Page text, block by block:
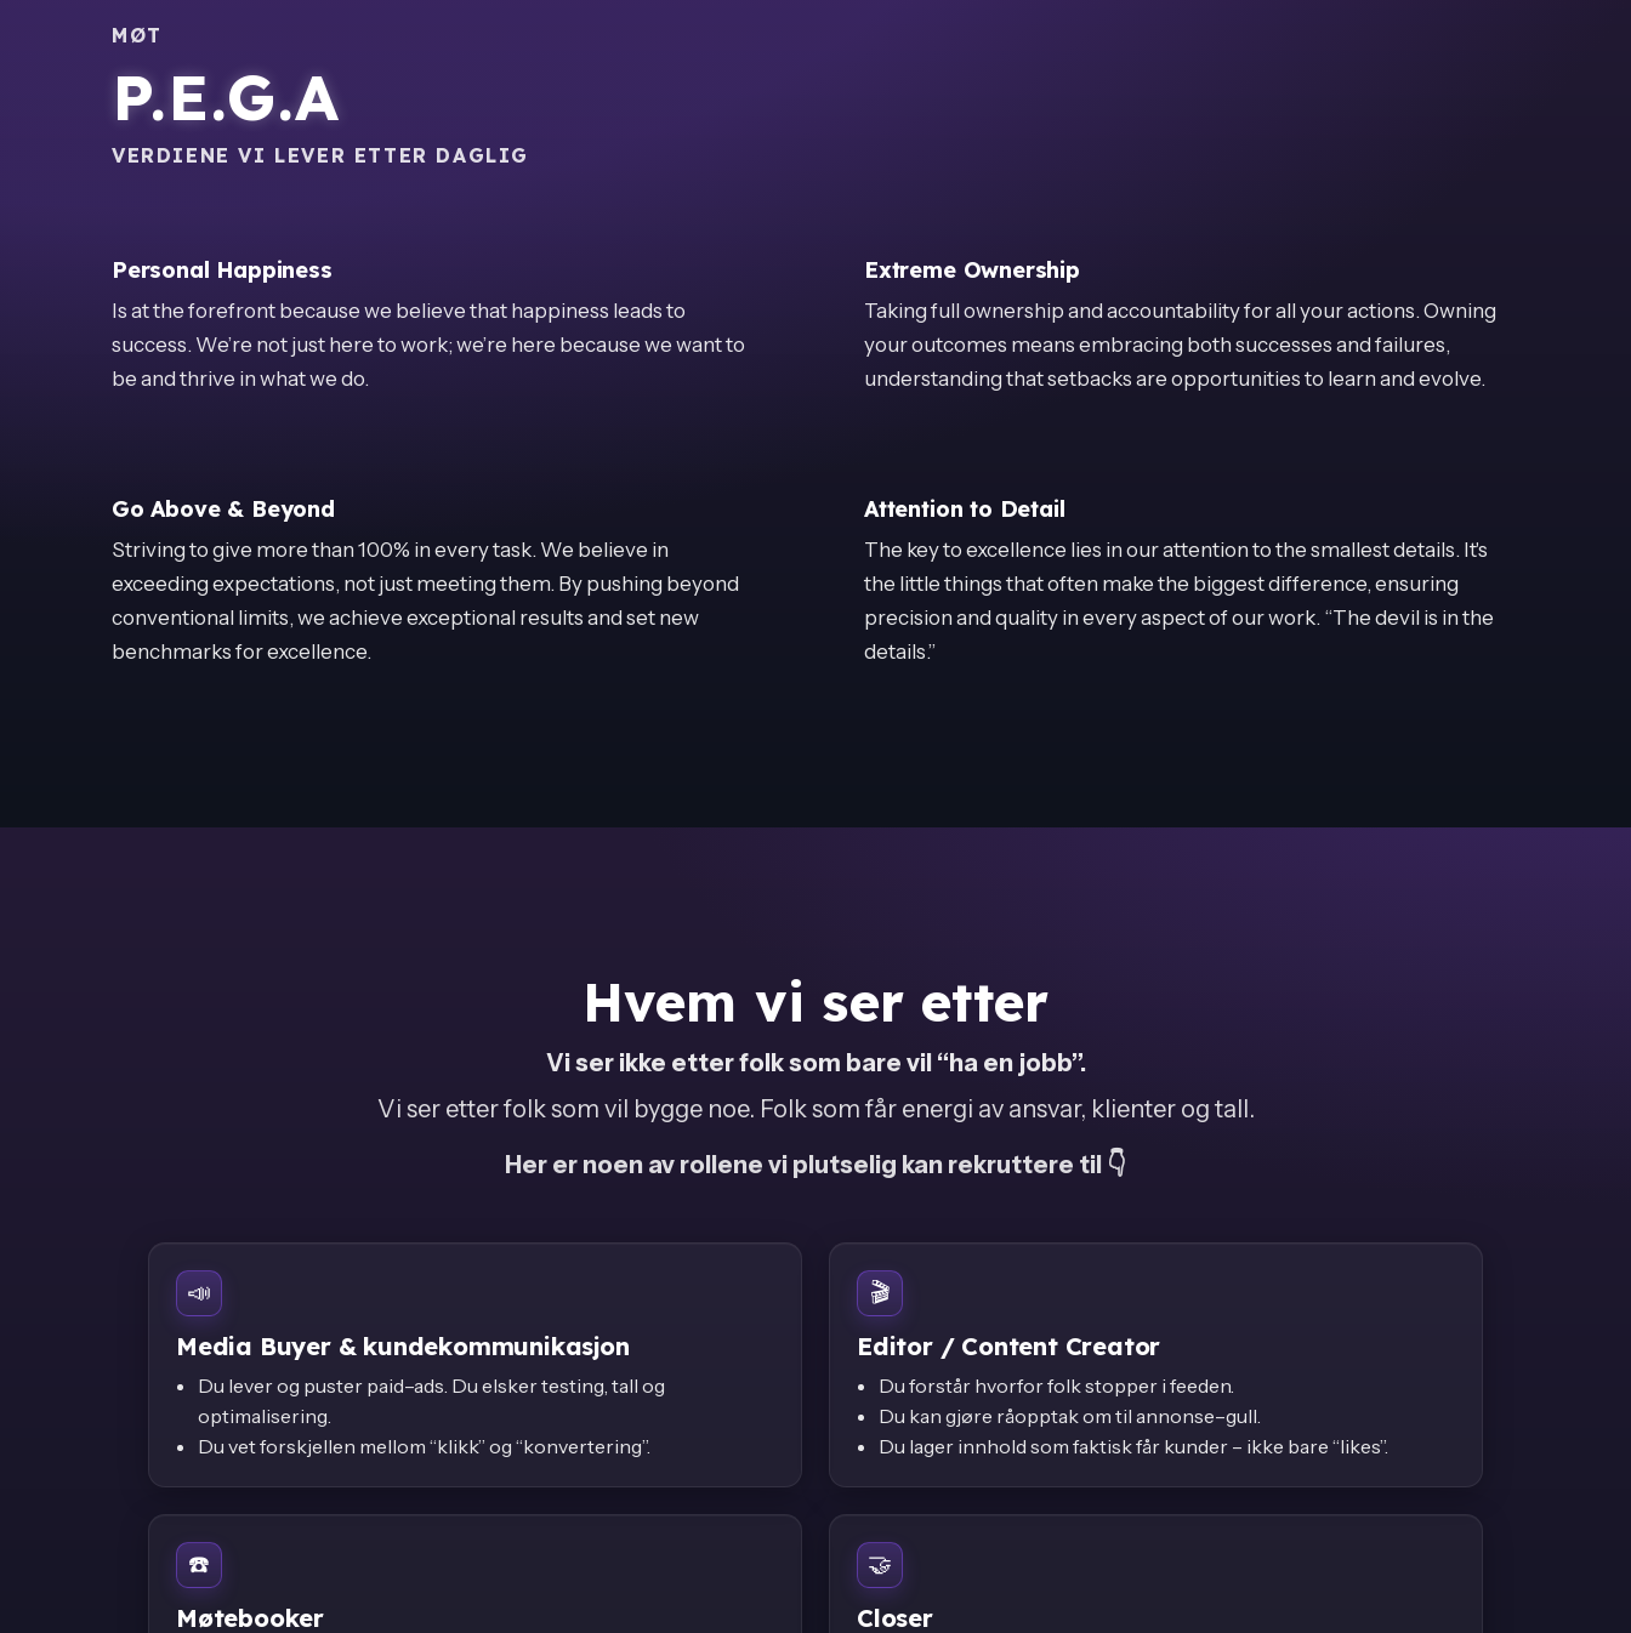
MØT
P.E.G.A
VERDIENE VI LEVER ETTER DAGLIG
Personal Happiness
Is at the forefront because we believe that happiness leads to
success. We’re not just here to work; we’re here because we want to
be and thrive in what we do.
Extreme Ownership
Taking full ownership and accountability for all your actions. Owning
your outcomes means embracing both successes and failures,
understanding that setbacks are opportunities to learn and evolve.
Go Above & Beyond
Striving to give more than 100% in every task. We believe in
exceeding expectations, not just meeting them. By pushing beyond
conventional limits, we achieve exceptional results and set new
benchmarks for excellence.
Attention to Detail
The key to excellence lies in our attention to the smallest details. It's
the little things that often make the biggest difference, ensuring
precision and quality in every aspect of our work. “The devil is in the
details.”
Hvem vi ser etter
Vi ser ikke etter folk som bare vil “ha en jobb”.
Vi ser etter folk som vil bygge noe. Folk som får energi av ansvar, klienter og tall.
Her er noen av rollene vi plutselig kan rekruttere til 👇
📣
Media Buyer & kundekommunikasjon
Du lever og puster paid–ads. Du elsker testing, tall og
optimalisering.
Du vet forskjellen mellom “klikk” og “konvertering”.
🎬
Editor / Content Creator
Du forstår hvorfor folk stopper i feeden.
Du kan gjøre råopptak om til annonse–gull.
Du lager innhold som faktisk får kunder – ikke bare “likes”.
☎️
Møtebooker
🤝
Closer